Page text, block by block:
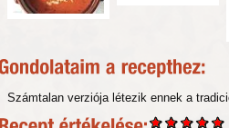
Számtalan verziója létezik ennek a